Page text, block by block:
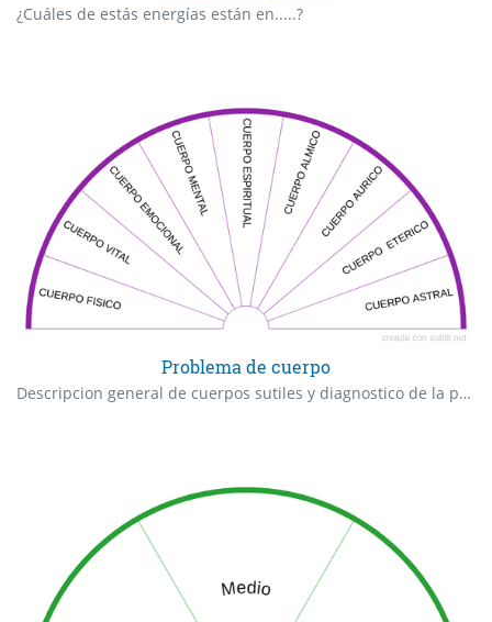
¿Cuáles de estás energías están en.....?
Problema de cuerpo
Descripcion general de cuerpos sutiles y diagnostico de la posible falla o complicacion del ser.